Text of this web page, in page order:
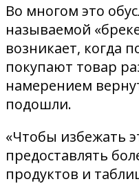
Во многом это
называемой
возникает, когда
покупают товар
намерением
подошли.
«Чтобы избежать
предоставлять
продуктов и